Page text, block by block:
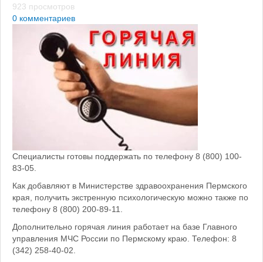
923 просмотров
0 комментариев
Специалисты готовы поддержать по телефону 8 (800) 100-
83-05.
Как добавляют в Министерстве здравоохранения Пермского
края, получить экстренную психологическую можно также по
телефону 8 (800) 200-89-11.
Дополнительно горячая линия работает на базе Главного
управления МЧС России по Пермскому краю. Телефон: 8
(342) 258-40-02.